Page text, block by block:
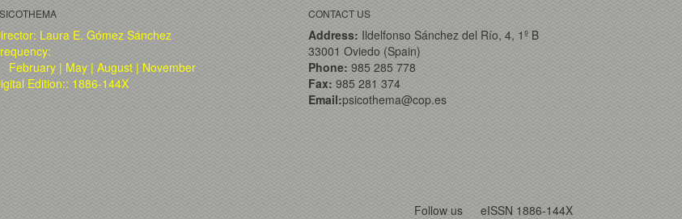
Laura E. Gómez Sánchez
February | May | August | November
Edition:: 1886-144X
CONTACT US
Address: Ildelfonso Sánchez del Río, 4, 1º B
33001 Oviedo (Spain)
Phone: 985 285 778
Fax: 985 281 374
Email:psicothema@cop.es
Follow us eISSN 1886-144X